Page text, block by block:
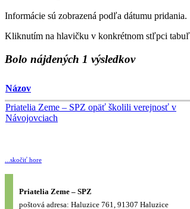
Informácie sú zobrazená podľa dátumu pridania.
Kliknutím na hlavičku v konkrétnom stľpci
Bolo nájdených 1 výsledkov
Názov
Priatelia Zeme – SPZ opäť školili verejnosť v
Návojovciach
...skočiť hore
Priatelia Zeme – SPZ
poštová adresa: Haluzice 761, 91307 Haluzice